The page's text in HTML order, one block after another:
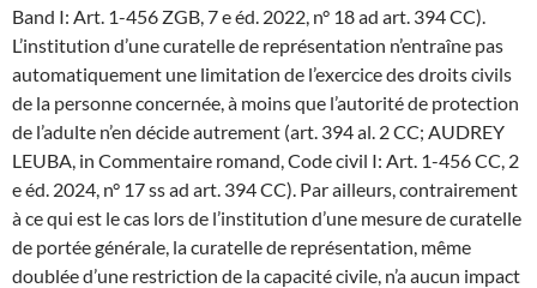
Band I: Art. 1-456 ZGB, 7 e éd. 2022, n° 18 ad art. 394 CC).
L’institution d’une curatelle de représentation n’entraîne pas
automatiquement une limitation de l’exercice des droits civils
de la personne concernée, à moins que l’autorité de protection
de l’adulte n’en décide autrement (art. 394 al. 2 CC; AUDREY
LEUBA, in Commentaire romand, Code civil I: Art. 1-456 CC, 2
e éd. 2024, n° 17 ss ad art. 394 CC). Par ailleurs, contrairement
à ce qui est le cas lors de l’institution d’une mesure de curatelle
de portée générale, la curatelle de représentation, même
doublée d’une restriction de la capacité civile, n’a aucun impact